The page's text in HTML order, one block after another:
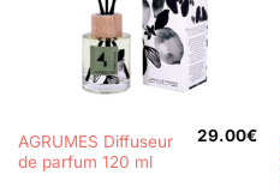
AGRUMES Diffuseur
de parfum 120 ml
29.00€